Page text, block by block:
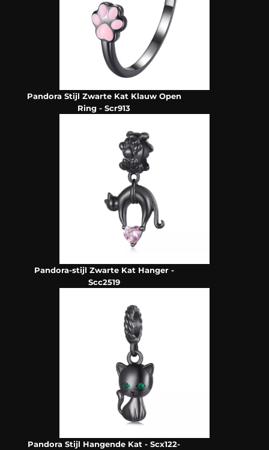
Pandora Stijl Zwarte Kat Klauw Open
Ring - Scr913
Pandora-stijl Zwarte Kat Hanger -
Scc2519
Pandora Stijl Hangende Kat - Scx122-